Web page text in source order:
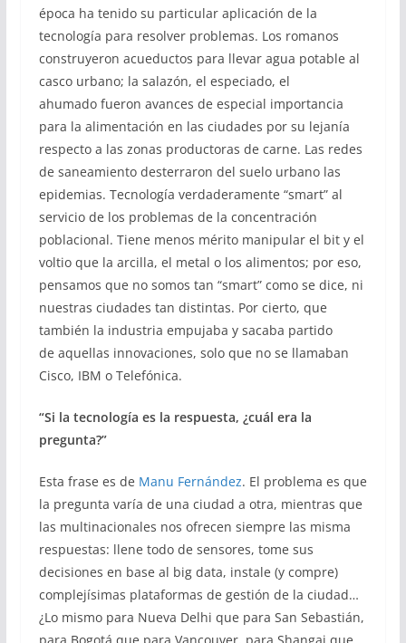
época ha tenido su particular aplicación de la
tecnología para resolver problemas. Los romanos
construyeron acueductos para llevar agua potable al
casco urbano; la salazón, el especiado, el
ahumado fueron avances de especial importancia
para la alimentación en las ciudades por su lejanía
respecto a las zonas productoras de carne. Las redes
de saneamiento desterraron del suelo urbano las
epidemias. Tecnología verdaderamente “smart” al
servicio de los problemas de la concentración
poblacional. Tiene menos mérito manipular el bit y el
voltio que la arcilla, el metal o los alimentos; por eso,
pensamos que no somos tan “smart” como se dice, ni
nuestras ciudades tan distintas. Por cierto, que
también la industria empujaba y sacaba partido
de aquellas innovaciones, solo que no se llamaban
Cisco, IBM o Telefónica.
“Si la tecnología es la respuesta, ¿cuál era la
pregunta?”
Esta frase es de Manu Fernández. El problema es que
la pregunta varía de una ciudad a otra, mientras que
las multinacionales nos ofrecen siempre las misma
respuestas: llene todo de sensores, tome sus
decisiones en base al big data, instale (y compre)
complejísimas plataformas de gestión de la ciudad…
¿Lo mismo para Nueva Delhi que para San Sebastián,